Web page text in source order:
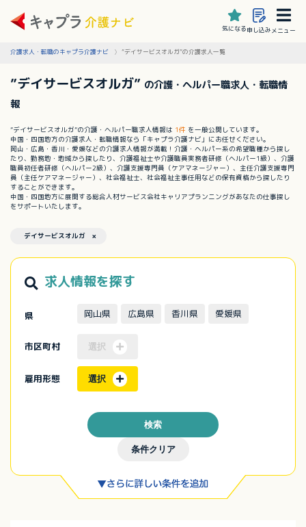
気になる申し込みメニュー
介護求人・転職のキャプラ介護ナビ ”デイサービスオルガ”の介護求人一覧
”デイサービスオルガ” の介護・ヘルパー職求人・転職情
報
”デイサービスオルガ”の介護・ヘルパー職求人情報は 1件 を一般公開しています。
中国・四国地方の介護求人・転職情報なら「キャプラ介護ナビ」にお任せください。
岡山・広島・香川・愛媛などの介護求人情報が満載！介護・ヘルパー系の希望職種から探し
たり、勤務地・地域から探したり、介護福祉士や介護職員実務者研修（ヘルパー1級）、介護
職員初任者研修（ヘルパー2級）、介護支援専門員（ケアマネージャー）、主任介護支援専門
員（主任ケアマネージャー）、社会福祉士、社会福祉主事任用などの保有資格から探したり
することができます。
中国・四国地方に展開する総合人材サービス会社キャリアプランニングがあなたの仕事探し
をサポートいたします。
デイサービスオルガ ×
求人情報を探す
県 岡山県 広島県 香川県 愛媛県
市区町村 選択
雇用形態 選択
条件クリア
検索